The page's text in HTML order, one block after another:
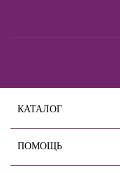
КАТАЛОГ
ПОМОЩЬ